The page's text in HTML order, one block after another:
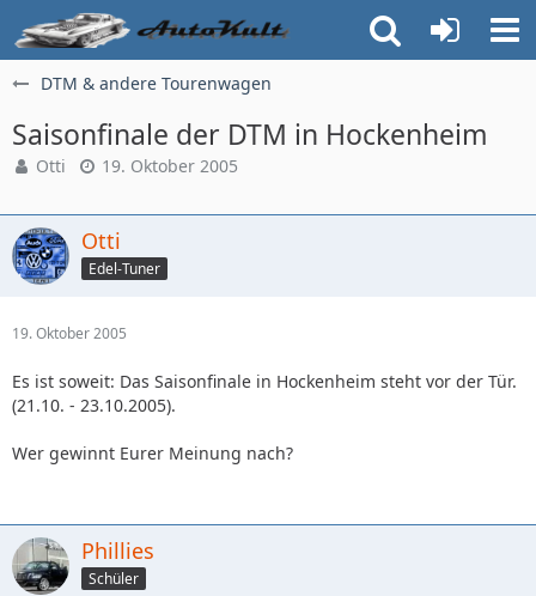
DTM & andere Tourenwagen
Saisonfinale der DTM in Hockenheim
Otti 19. Oktober 2005
Otti
Edel-Tuner
19. Oktober 2005
Es ist soweit: Das Saisonfinale in Hockenheim steht vor der Tür.
(21.10. - 23.10.2005).
Wer gewinnt Eurer Meinung nach?
Phillies
Schüler